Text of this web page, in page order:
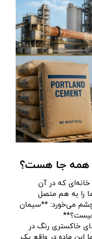
همه جا هست؟
خانه‌ای که در آن
را به هم متصل
چشم می‌خورد: **سیمان
چیست؟**
خاکستری رنگ در